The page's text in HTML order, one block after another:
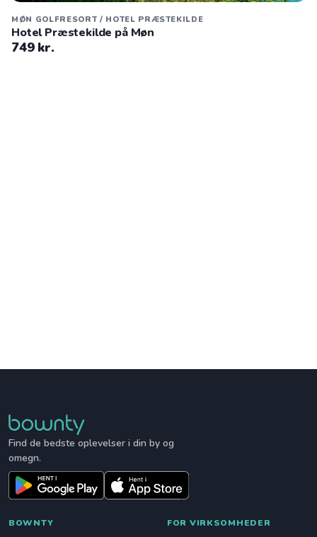
MØN GOLFRESORT / HOTEL PRÆSTEKILDE
Hotel Præstekilde på Møn
749 kr.
Find de bedste oplevelser i din by og
omegn.
BOWNTY FOR VIRKSOMHEDER